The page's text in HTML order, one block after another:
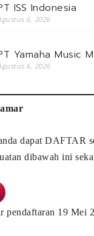
ISS Indonesia
6, 2026
Yamaha Music
6, 2026
dapat DAFTAR
dibawah ini
pendaftaran 19 Mei